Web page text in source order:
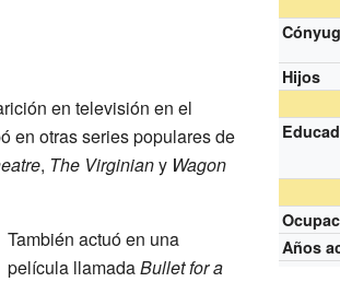
Hijos
Años
en televisión en el
en otras series populares de
, The Virginiany Wagon
También actuó en una
película llamadaBullet for a